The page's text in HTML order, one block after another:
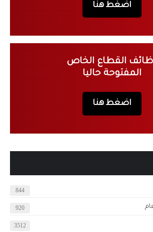
اضغط هنا
القطاع الخاص
المفتوحة حاليا
اضغط هنا
844
920
3512